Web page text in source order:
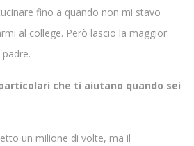
fino a quando non mi stavo
al college. Però lascio la maggior
che ti aiutano quando sei
un milione di volte, ma il